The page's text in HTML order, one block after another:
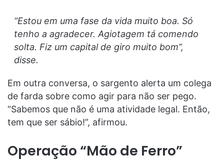
“Estou em uma fase da vida muito boa. Só
tenho a agradecer. Agiotagem tá comendo
solta. Fiz um capital de giro muito bom”,
disse.
Em outra conversa, o sargento alerta um colega
de farda sobre como agir para não ser pego.
“Sabemos que não é uma atividade legal. Então,
tem que ser sábio!”, afirmou.
Operação “Mão de Ferro”